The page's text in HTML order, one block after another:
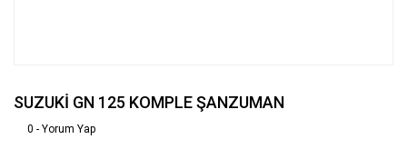
SUZUKİ GN 125 KOMPLE ŞANZUMAN
0 - Yorum Yap